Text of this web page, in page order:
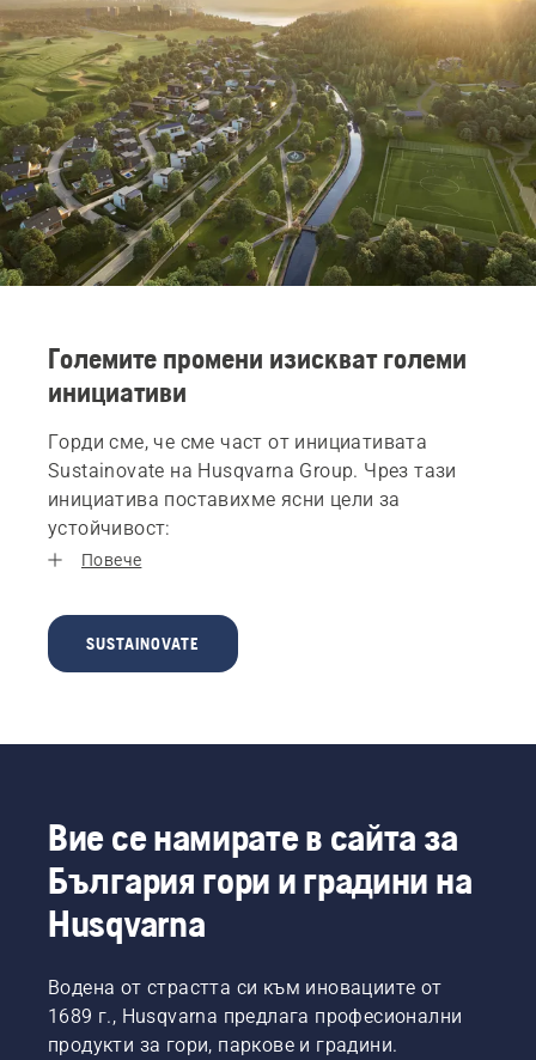
Големите промени изискват големи
инициативи
Горди сме, че сме част от инициативата
Sustainovate на Husqvarna Group. Чрез тази
инициатива поставихме ясни цели за
устойчивост:
Повече
SUSTAINOVATE
Вие се намирате в сайта за
България гори и градини на
Husqvarna
Водена от страстта си към иновациите от
1689 г., Husqvarna предлага професионални
продукти за гори, паркове и градини.